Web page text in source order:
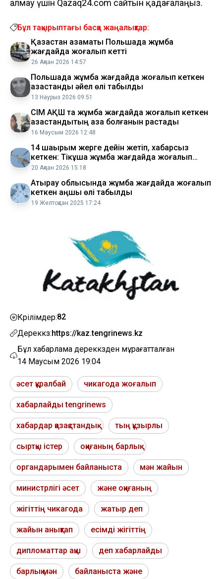
алмау үшін Qazaq24.com сайтын қадағалаңыз.
Бұл тақырыптағы басқа жаңалықтар:
Қазақстан азаматы Польшада жұмбақ
жағдайда жоғалып кетті
26 Ақпан 2026 14:57
Польшада жұмбақ жағдайда жоғалып кеткен
қазақстандық әйел өлі табылды
13 Наурыз 2026 09:51
СІМ АҚШ та жұмбақ жағдайда жоғалып кеткен
қазақстандықтың қаза болғанын растады
16 Маусым 2026 12:48
14 шақырым жерге дейін жетіп, хабарсыз
кеткен: Тікұшақ жұмбақ жағдайда жоғалып
кетті
20 Ақпан 2026 15:18
Атырау облысында жұмбақ жағдайда жоғалып
кеткен аңшы өлі табылды
19 Желтоқсан 2025 17:24
Көрілімдер:82
Дереккөз:https://kaz.tengrinews.kz
Бұл хабарлама дереккөзден мұрағатталған
14 Маусым 2026 19:04
әсет құралбай чикагода жоғалып
хабарлайды tengrinews
хабардар қазақстандық тың құзырлы
сыртқы істер оқиғаның барлық
органдарымен байланыста мән жайын
министрлігі әсет және оқиғаның
жігіттің чикагода жатыр деп
жайын анықтап есімді жігіттің
дипломаттар ақш деп хабарлайды
барлық мән байланыста және